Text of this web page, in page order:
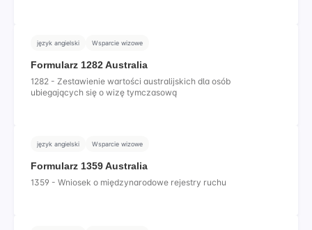
język angielski Wsparcie wizowe
Formularz 1282 Australia
1282 - Zestawienie wartości australijskich dla osób
ubiegających się o wizę tymczasową
język angielski Wsparcie wizowe
Formularz 1359 Australia
1359 - Wniosek o międzynarodowe rejestry ruchu